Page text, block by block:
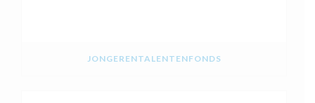
JONGERENTALENTENFONDS